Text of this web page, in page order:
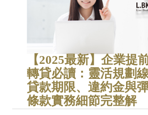
【2025最新】企業提
轉貸必讀：靈活規劃
貸款期限、違約金與
條款實務細節完整解